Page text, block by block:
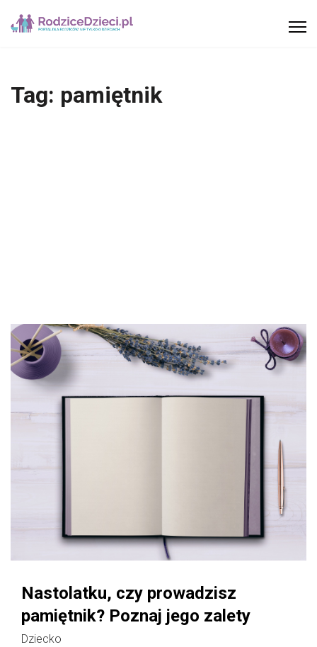
Tag: pamiętnik
Nastolatku, czy prowadzisz
pamiętnik? Poznaj jego zalety
Dziecko